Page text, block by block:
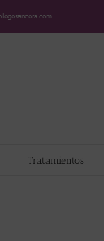
Tratamientos